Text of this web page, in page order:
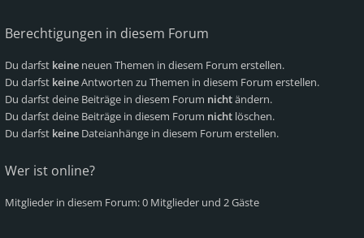
Berechtigungen in diesem Forum
Du darfst keine neuen Themen in diesem Forum erstellen.
Du darfst keineAntworten zu Themen in diesem Forum erstellen.
Du darfst deine Beiträge in diesem Forum nichtändern.
Du darfst deine Beiträge in diesem Forum nicht löschen.
Du darfst keine Dateianhänge in diesem Forum erstellen.
Wer ist online?
Mitglieder in diesem Forum: 0 Mitglieder und 2 Gäste